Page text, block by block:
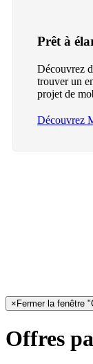
Prêt à
Découvrez
trouver un
projet de
Découvrez
× Fermer la fenêtre
Offres